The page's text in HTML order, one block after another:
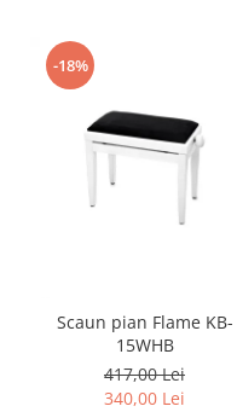
-18%
Scaun pian Flame KB-
15WHB
417,00 Lei
340,00 Lei